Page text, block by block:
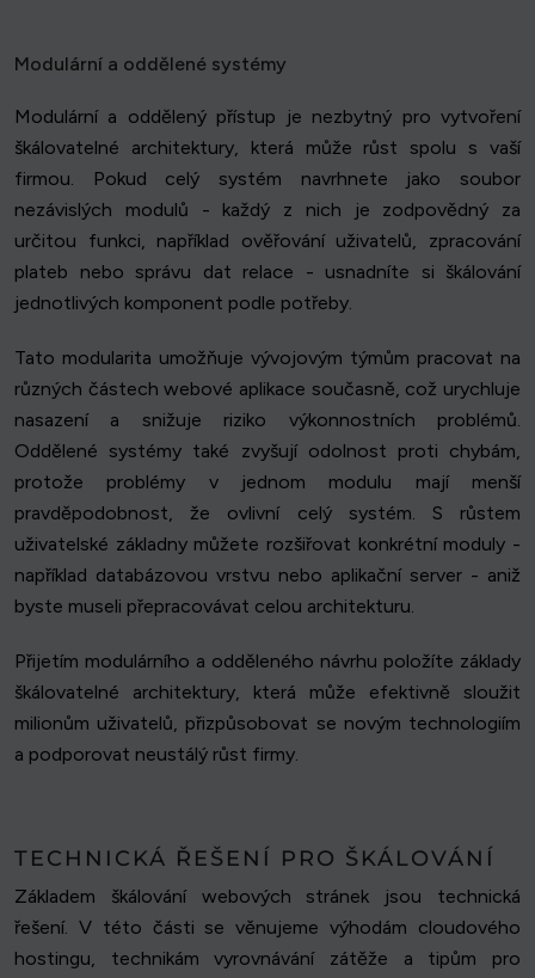
Modulární a oddělené systémy
Modulární a oddělený přístup je nezbytný pro vytvoření
škálovatelné architektury, která může růst spolu s vaší
firmou. Pokud celý systém navrhnete jako soubor
nezávislých modulů - každý z nich je zodpovědný za
určitou funkci, například ověřování uživatelů, zpracování
plateb nebo správu dat relace - usnadníte si škálování
jednotlivých komponent podle potřeby.
Tato modularita umožňuje vývojovým týmům pracovat na
různých částech webové aplikace současně, což urychluje
nasazení a snižuje riziko výkonnostních problémů.
Oddělené systémy také zvyšují odolnost proti chybám,
protože problémy v jednom modulu mají menší
pravděpodobnost, že ovlivní celý systém. S růstem
uživatelské základny můžete rozšiřovat konkrétní moduly -
například databázovou vrstvu nebo aplikační server - aniž
byste museli přepracovávat celou architekturu.
Přijetím modulárního a odděleného návrhu položíte základy
škálovatelné architektury, která může efektivně sloužit
milionům uživatelů, přizpůsobovat se novým technologiím
a podporovat neustálý růst firmy.
TECHNICKÁ ŘEŠENÍ PRO ŠKÁLOVÁNÍ
Základem škálování webových stránek jsou technická
řešení. V této části se věnujeme výhodám cloudového
hostingu, technikám vyrovnávání zátěže a tipům pro